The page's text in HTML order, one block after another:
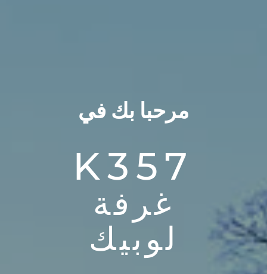
مرحبا بك في
K357
غرفة
لوبيك